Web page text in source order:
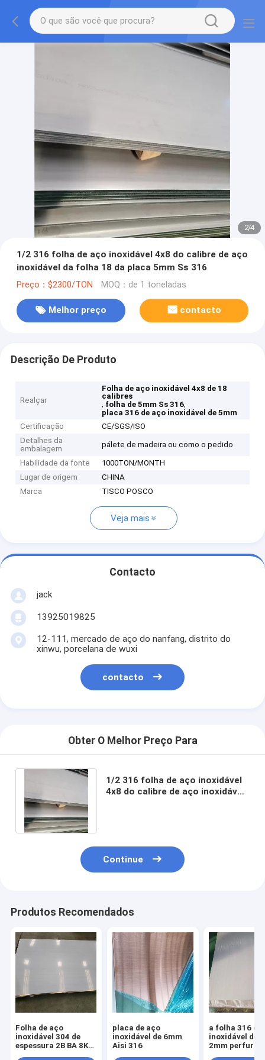
2/4
1/2 316 folha de aço inoxidável 4x8 do calibre de aço
inoxidável da folha 18 da placa 5mm Ss 316
Preço：$2300/TON MOQ：de 1 toneladas
Melhor preço contacto
Descrição De Produto
Realçar
Folha de aço inoxidável 4x8 de 18
calibres
, folha de 5mm Ss 316,
placa 316 de aço inoxidável de 5mm
Certificação
CE/SGS/ISO
Detalhes da
embalagem
pálete de madeira ou como o pedido
Habilidade da fonte
1000TON/MONTH
Lugar de origem
CHINA
Marca
TISCO POSCO
Veja mais
Contacto
jack
13925019825
12-111, mercado de aço do nanfang, distrito do
xinwu, porcelana de wuxi
contacto
Obter O Melhor Preço Para
1/2 316 folha de aço inoxidável
4x8 do calibre de aço inoxidável
Continue
Produtos Recomendados
Folha de aço
inoxidável 304 de
espessura 2B BA 8K
placa de aço
inoxidável de 6mm
Aisi 316
a folha 316 de
inoxidável de
2mm perfurou